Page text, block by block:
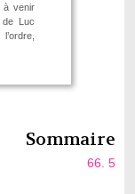
à venir
Luc
Sommaire
66. 5